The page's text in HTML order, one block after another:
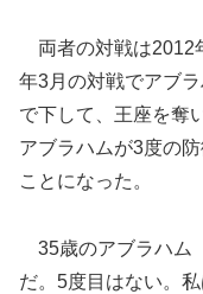
両者の対戦は2012
年3月の対戦でアブ
で下して、王座を奪
アブラハムが3度の
ことになった。
35歳のアブラハム
だ。5度目はない。